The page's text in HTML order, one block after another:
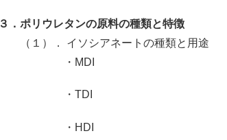
３．ポリウレタンの原料の種類と特徴
（１）． イソシアネートの種類と用途
・MDI
・TDI
・HDI